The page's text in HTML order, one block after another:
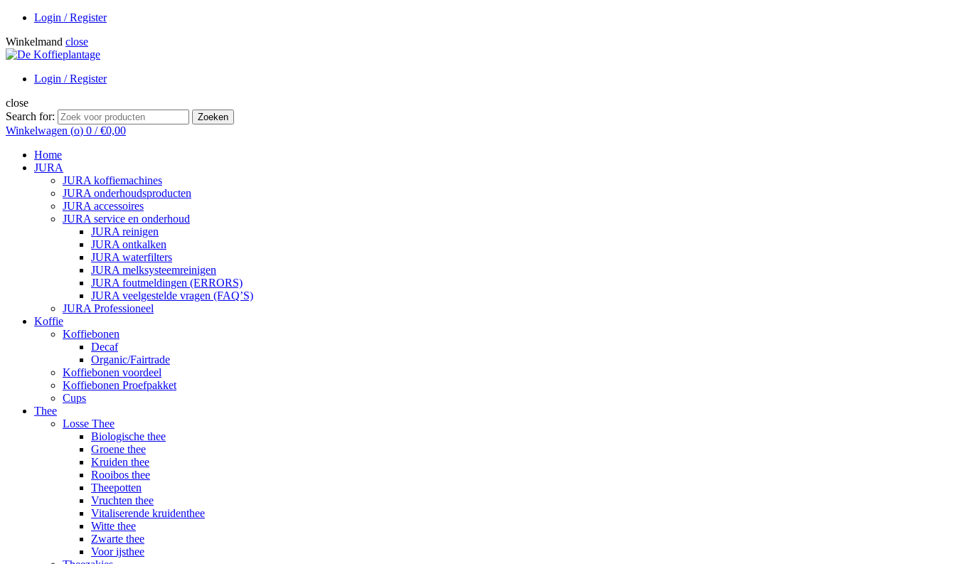
Login / Register
Winkelmand close
Login / Register
close
Search for:
Zoeken
Winkelwagen (o) 0 / €0,00
Home
JURA
JURA koffiemachines
JURA onderhoudsproducten
JURA accessoires
JURA service en onderhoud
JURA reinigen
JURA ontkalken
JURA waterfilters
JURA melksysteemreinigen
JURA foutmeldingen (ERRORS)
JURA veelgestelde vragen (FAQ’S)
JURA Professioneel
Koffie
Koffiebonen
Decaf
Organic/Fairtrade
Koffiebonen voordeel
Koffiebonen Proefpakket
Cups
Thee
Losse Thee
Biologische thee
Groene thee
Kruiden thee
Rooibos thee
Theepotten
Vruchten thee
Vitaliserende kruidenthee
Witte thee
Zwarte thee
Voor ijsthee